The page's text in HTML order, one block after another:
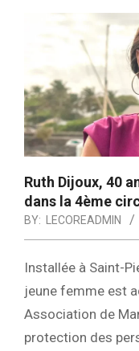
Ruth Dijoux, 40
dans la 4ème
BY: LECOREADMIN
Installée à Saint-
jeune femme est
Association de
protection des